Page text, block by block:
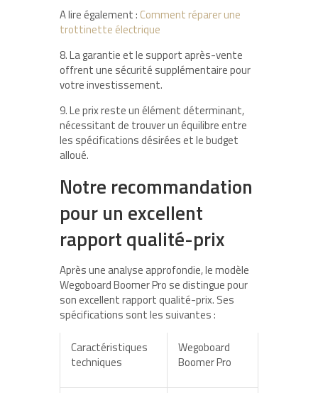
A lire également : Comment réparer une
trottinette électrique
8. La garantie et le support après-vente
offrent une sécurité supplémentaire pour
votre investissement.
9. Le prix reste un élément déterminant,
nécessitant de trouver un équilibre entre
les spécifications désirées et le budget
alloué.
Notre recommandation
pour un excellent
rapport qualité-prix
Après une analyse approfondie, le modèle
Wegoboard Boomer Pro se distingue pour
son excellent rapport qualité-prix. Ses
spécifications sont les suivantes :
Caractéristiques
techniques
Wegoboard
Boomer Pro